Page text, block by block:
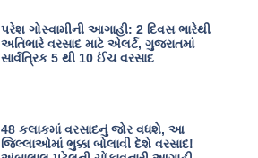
પરેશ ગોસ્વામીની આગાહી: 2 દિવસ ભારેથી
અતિભારે વરસાદ માટે એલર્ટ, ગુજરાતમાં
સાર્વત્રિક 5 થી 10 ઈંચ વરસાદ
48 કલાકમાં વરસાદનું જોર વધશે, આ
જિલ્લાઓમાં ભુક્કા બોલાવી દેશે વરસાદ!